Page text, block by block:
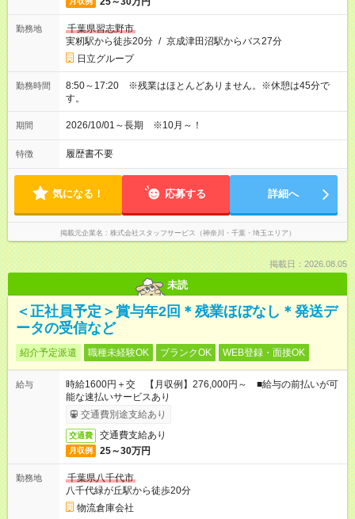
勤務地
千葉県習志野市
実籾駅から徒歩20分 / 京成津田沼駅からバス27分
日立グループ
勤務時間
8:50～17:20 ※残業はほとんどありません。※休憩は45分で
す。
期間 2026/10/01～長期 ※10月～！
特徴 履歴書不要
気になる！ 応募する 詳細へ
掲載元企業名 株式会社スタッフサービス（神奈川・千葉・埼玉エリア）
掲載日：2026.08.05
未読
＜正社員予定＞賞与年2回＊残業ほぼなし＊発送デ
ータの受信など
紹介予定派遣 職種未経験OK ブランクOK WEB登録・面接OK
給与
時給1600円＋交 【月収例】276,000円～ ■給与の前払いが可
能な速払いサービスあり
交通費別途支給あり
交通費 交通費支給あり
月収例 25～30万円
勤務地
千葉県八千代市
八千代緑が丘駅から徒歩20分
物流倉庫会社